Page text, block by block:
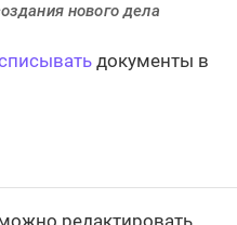
нового дела
документы в
редактировать